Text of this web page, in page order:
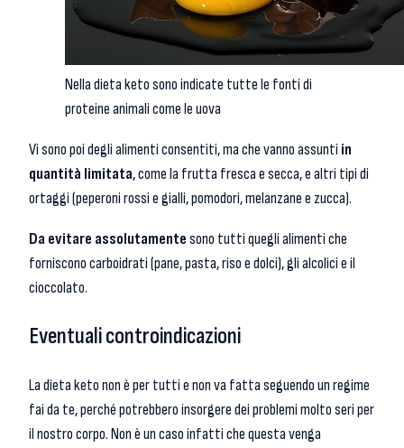
Nella dieta keto sono indicate tutte le fonti di
proteine animali come le uova
Vi sono poi degli alimenti consentiti, ma che vanno assunti in
quantità limitata, come la frutta fresca e secca, e altri tipi di
ortaggi (peperoni rossi e gialli, pomodori, melanzane e zucca).
Da evitare assolutamentesono tutti quegli alimenti che
forniscono carboidrati (pane, pasta, riso e dolci), gli alcolici e il
cioccolato.
Eventuali controindicazioni
La dieta keto non è per tutti e non va fatta seguendo un regime
fai da te, perché potrebbero insorgere dei problemi molto seri per
il nostro corpo. Non è un caso infatti che questa venga